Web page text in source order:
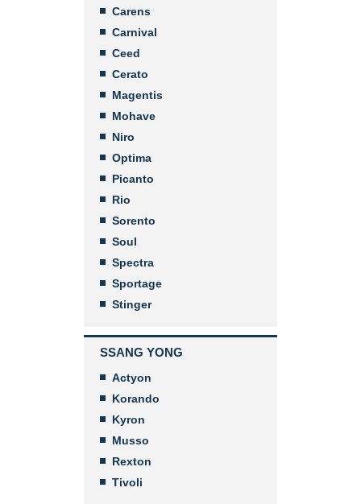
Carens
Carnival
Ceed
Cerato
Magentis
Mohave
Niro
Optima
Picanto
Rio
Sorento
Soul
Spectra
Sportage
Stinger
SSANG YONG
Actyon
Korando
Kyron
Musso
Rexton
Tivoli